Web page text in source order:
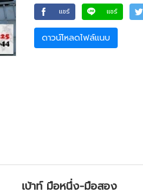
แชร์ แชร์
ดาวน์โหลดไฟล์แนบ
เบ้าท์ มือหนึ่ง-มือสอง